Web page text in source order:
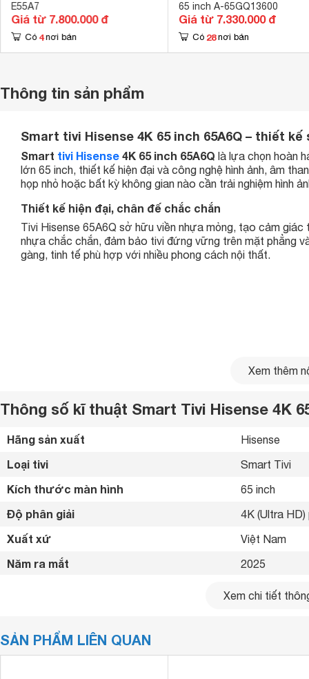
E55A7
Giá từ 7.800.000 đ
Có 4 nơi bán
65 inch A-65GQ13600
Giá từ 7.330.000 đ
Có 28 nơi bán
Thông tin sản phẩm
Smart tivi Hisense 4K 65 inch 65A6Q – thiết
Smart tivi Hisense 4K 65 inch 65A6Q là lựa chọn hoàn
lớn 65 inch, thiết kế hiện đại và công nghệ hình ảnh, âm
họp nhỏ hoặc bất kỳ không gian nào cần trải nghiệm hình
Thiết kế hiện đại, chân đế chắc chắn
Tivi Hisense 65A6Q sở hữu viền nhựa mỏng, tạo cảm giác
nhựa chắc chắn, đảm bảo tivi đứng vững trên mặt phẳng
gàng, tinh tế phù hợp với nhiều phong cách nội thất.
Xem thêm
Thông số kĩ thuật Smart Tivi Hisense 4K
Hãng sản xuất Hisense
Loại tivi Smart Tivi
Kích thước màn hình 65 inch
Độ phân giải 4K (Ultra HD)
Xuất xứ Việt Nam
Năm ra mắt 2025
Cổng LAN,
USB
Xem chi tiết
SẢN PHẨM LIÊN QUAN